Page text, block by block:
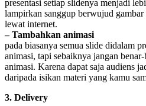
presentasi setiap slidenya menjadi
lampirkan sanggup berwujud
lewat internet.
– Tambahkan animasi
pada biasanya semua slide didalam
animasi, tapi sebaiknya jangan
animasi. Karena dapat saja audiens
daripada isikan materi yang kamu
3. Delivery